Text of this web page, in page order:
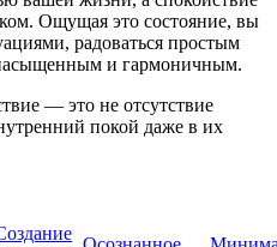
Ощущая это состояние, вы
радоваться простым
и гармоничным.
— это не отсутствие
покой даже в их